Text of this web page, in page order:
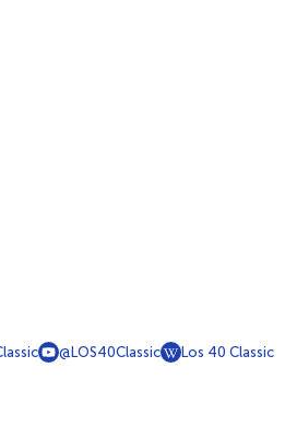
@LOS40Classic Los 40 Classic